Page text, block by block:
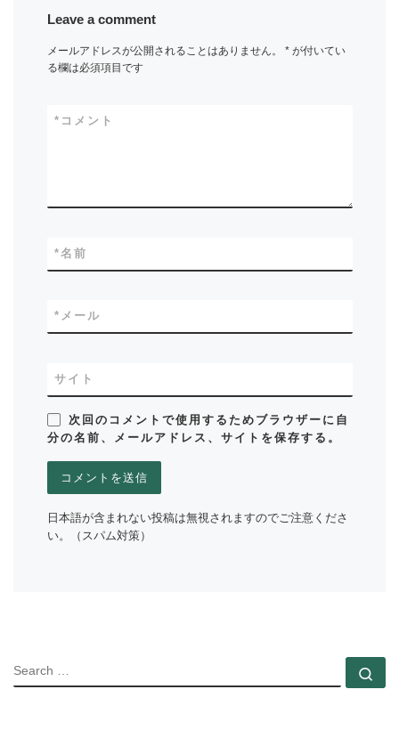
Leave a comment
メールアドレスが公開されることはありません。 *が付いてい
る欄は必須項目です
コメント
*
名前
*
メール
*
サイト
次回のコメントで使用するためブラウザーに自
分の名前、メールアドレス、サイトを保存する。
日本語が含まれない投稿は無視されますのでご注意くださ
い。（スパム対策）